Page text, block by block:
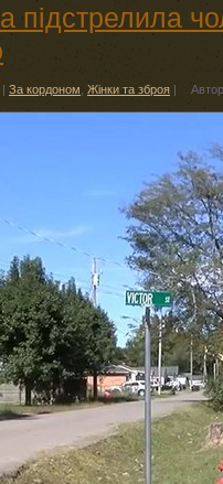
підстрелила
| За кордоном Жінки та зброя |